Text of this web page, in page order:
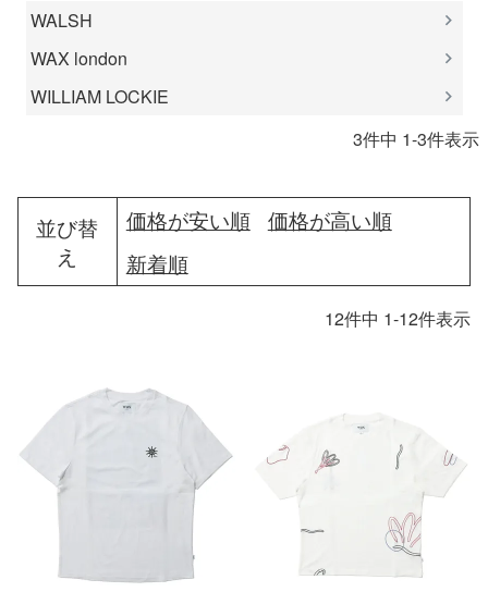
WALSH
WAX london
WILLIAM LOCKIE
3件中 1-3件表示
並び替
え
価格が安い順
価格が高い順
新着順
12件中 1-12件表示